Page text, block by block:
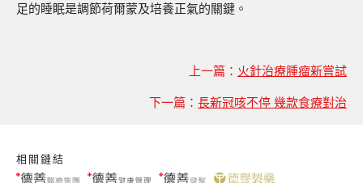
足的睡眠是調節荷爾蒙及培養正氣的關鍵。
上一篇： 火針治療腫瘤新嘗試
下一篇： 長新冠咳不停 幾款食療對治
相關鏈結